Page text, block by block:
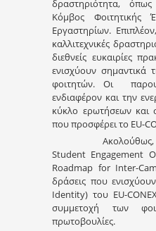
δραστηριότητα,
Κόμβος Φοιτητικής
Εργαστηρίων.
καλλιτεχνικές
διεθνείς ευκαιρίες
ενισχύουν σημαντικά
φοιτητών. Οι
ενδιαφέρον και την
κύκλο ερωτήσεων και
που προσφέρει το EU-
Ακολούθως, η
Student Engagement
Roadmap for Inter-
δράσεις που
Identity) του EU-
συμμετοχή των
πρωτοβουλίες.